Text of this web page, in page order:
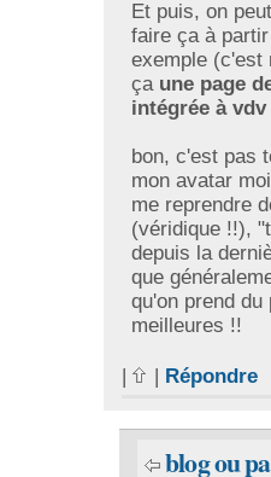
Et puis, on
faire ça à
exemple (c'est
ça une page
intégrée à
bon, c'est pas
mon avatar
me reprendre
(véridique !!),
depuis la
que
qu'on prend
meilleures !!
| | Répondre
blog ou